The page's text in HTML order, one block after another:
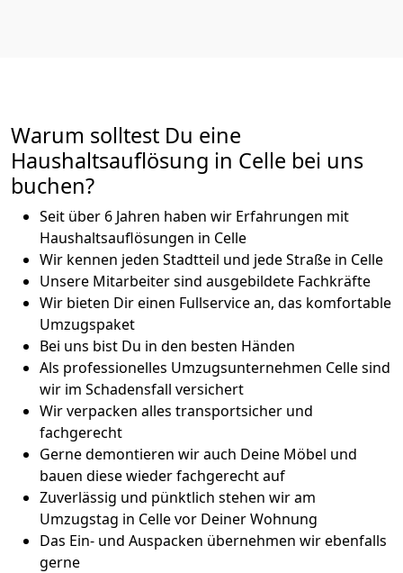
Warum solltest Du eine
Haushaltsauflösung in Celle bei uns
buchen?
Seit über 6 Jahren haben wir Erfahrungen mit
Haushaltsauflösungen in Celle
Wir kennen jeden Stadtteil und jede Straße in Celle
Unsere Mitarbeiter sind ausgebildete Fachkräfte
Wir bieten Dir einen Fullservice an, das komfortable
Umzugspaket
Bei uns bist Du in den besten Händen
Als professionelles Umzugsunternehmen Celle sind
wir im Schadensfall versichert
Wir verpacken alles transportsicher und
fachgerecht
Gerne demontieren wir auch Deine Möbel und
bauen diese wieder fachgerecht auf
Zuverlässig und pünktlich stehen wir am
Umzugstag in Celle vor Deiner Wohnung
Das Ein- und Auspacken übernehmen wir ebenfalls
gerne